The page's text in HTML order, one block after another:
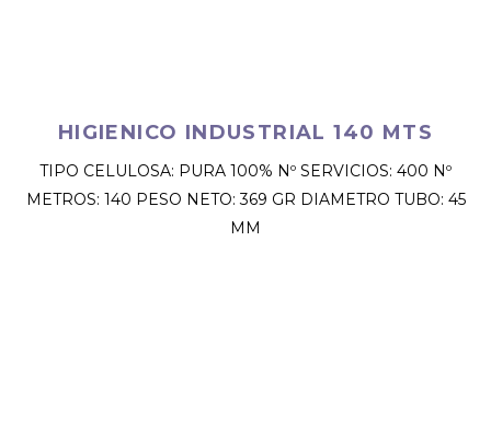
HIGIENICO INDUSTRIAL 140 MTS
TIPO CELULOSA: PURA 100% Nº SERVICIOS: 400 Nº
METROS: 140 PESO NETO: 369 GR DIAMETRO TUBO: 45
MM